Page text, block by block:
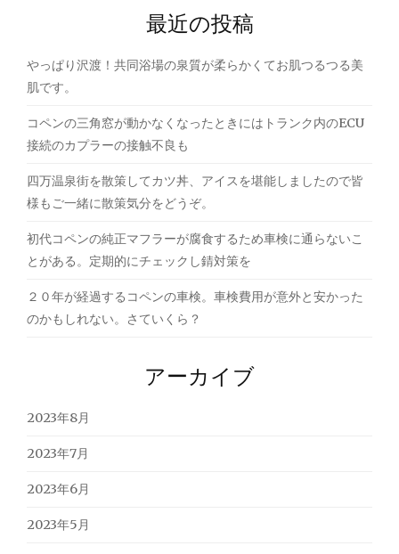
最近の投稿
やっぱり沢渡！共同浴場の泉質が柔らかくてお肌つるつる美
肌です。
コペンの三角窓が動かなくなったときにはトランク内のECU
接続のカプラーの接触不良も
四万温泉街を散策してカツ丼、アイスを堪能しましたので皆
様もご一緒に散策気分をどうぞ。
初代コペンの純正マフラーが腐食するため車検に通らないこ
とがある。定期的にチェックし錆対策を
２０年が経過するコペンの車検。車検費用が意外と安かった
のかもしれない。さていくら？
アーカイブ
2023年8月
2023年7月
2023年6月
2023年5月